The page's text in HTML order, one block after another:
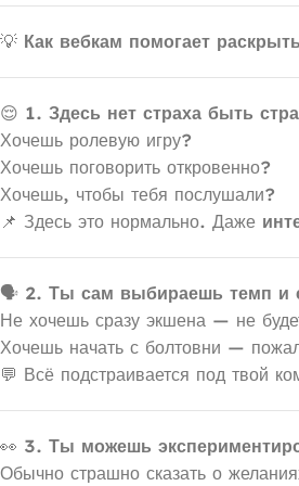
💡 Как вебкам помогает
😌 1. Здесь нет страха быть
Хочешь ролевую игру?
Хочешь поговорить откровенно?
Хочешь, чтобы тебя послушали?
📌 Здесь это нормально. Даже
🗣 2. Ты сам выбираешь темп и
Не хочешь сразу экшена — не
Хочешь начать с болтовни —
💬 Всё подстраивается под твой
👀 3. Ты можешь
Обычно страшно сказать о